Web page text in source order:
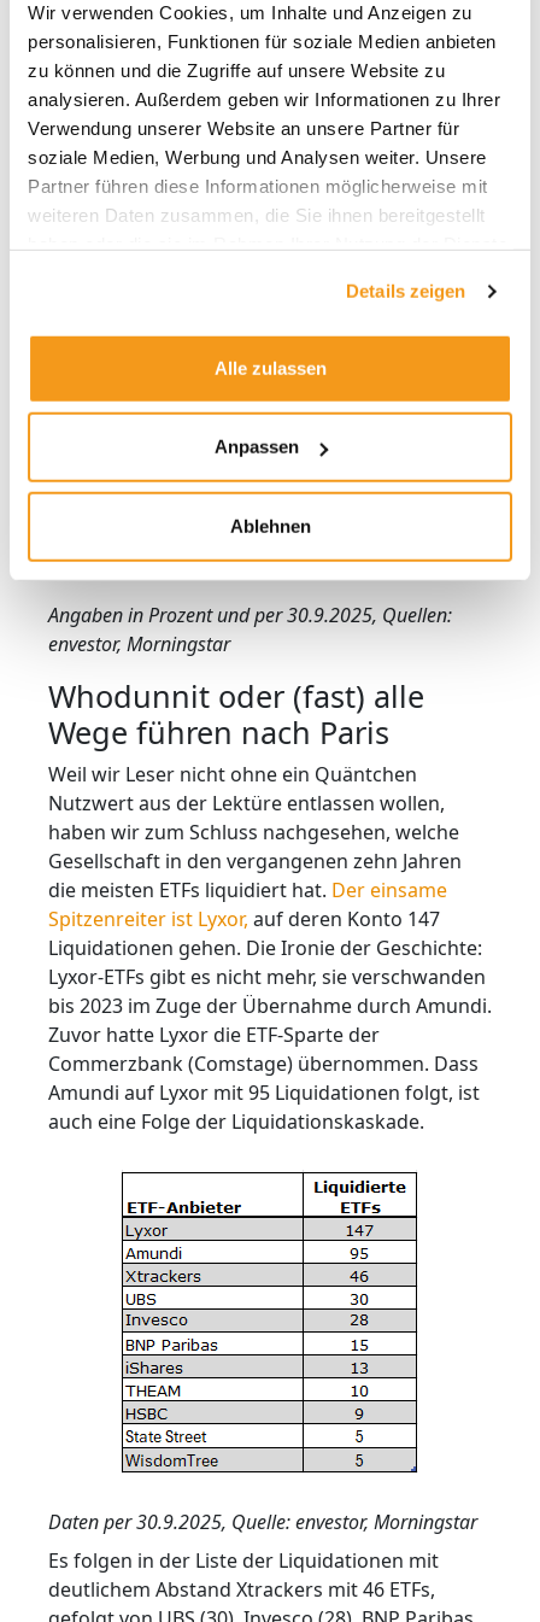
Wir verwenden Cookies, um Inhalte und Anzeigen zu
personalisieren, Funktionen für soziale Medien anbieten
zu können und die Zugriffe auf unsere Website zu
analysieren. Außerdem geben wir Informationen zu Ihrer
Verwendung unserer Website an unsere Partner für
soziale Medien, Werbung und Analysen weiter. Unsere
Partner führen diese Informationen möglicherweise mit
weiteren Daten zusammen, die Sie ihnen bereitgestellt
Details zeigen
Alle zulassen
Anpassen
Ablehnen
ETFs war. In den vergangenen zehn Jahren
wurden 47,6 Prozent der Aktien-ETFs liquidiert,
nur 13,2 Prozent der ETFs lagen hinter dem
Durchschnitt der jeweiligen Kategorie; in den
vergangenen fünf Jahren wurden 20,4 Prozent
der Aktien-ETFs ab Periodenbeginn liquidiert, 20
Prozent überlebten, verzeichneten aber eine
schwächere Performance als der
Durchschnittsfonds der Kategorie.
Angaben in Prozent und per 30.9.2025, Quellen:
envestor, Morningstar
Whodunnit oder (fast) alle
Wege führen nach Paris
Weil wir Leser nicht ohne ein Quäntchen
Nutzwert aus der Lektüre entlassen wollen,
haben wir zum Schluss nachgesehen, welche
Gesellschaft in den vergangenen zehn Jahren
die meisten ETFs liquidiert hat. Der einsame
Spitzenreiter ist Lyxor, auf deren Konto 147
Liquidationen gehen. Die Ironie der Geschichte:
Lyxor-ETFs gibt es nicht mehr, sie verschwanden
bis 2023 im Zuge der Übernahme durch Amundi.
Zuvor hatte Lyxor die ETF-Sparte der
Commerzbank (Comstage) übernommen. Dass
Amundi auf Lyxor mit 95 Liquidationen folgt, ist
auch eine Folge der Liquidationskaskade.
Daten per 30.9.2025, Quelle: envestor, Morningstar
Es folgen in der Liste der Liquidationen mit
deutlichem Abstand Xtrackers mit 46 ETFs,